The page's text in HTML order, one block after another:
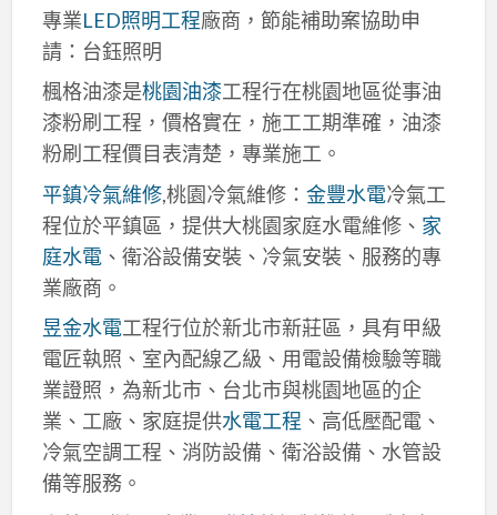
專業LED照明工程廠商，節能補助案協助申
請：台鈺照明
楓格油漆是桃園油漆工程行在桃園地區從事油
漆粉刷工程，價格實在，施工工期準確，油漆
粉刷工程價目表清楚，專業施工。
平鎮冷氣維修,桃園冷氣維修： 金豐水電冷氣工
程位於平鎮區，提供大桃園家庭水電維修、 家
庭水電、衛浴設備安裝、冷氣安裝、服務的專
業廠商。
昱金水電工程行位於新北市新莊區，具有甲級
電匠執照、室內配線乙級、用電設備檢驗等職
業證照，為新北市、台北市與桃園地區的企
業、工廠、家庭提供水電工程 、高低壓配電、
冷氣空調工程、消防設備、衛浴設備、水管設
備等服務。